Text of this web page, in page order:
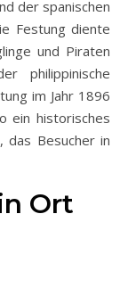
der spanischen
Festung diente
und Piraten
philippinische
im Jahr 1896
ein historisches
das Besucher in
Ort